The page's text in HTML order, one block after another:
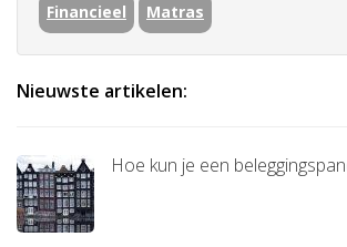
Financieel Matras
Nieuwste artikelen:
Hoe kun je een